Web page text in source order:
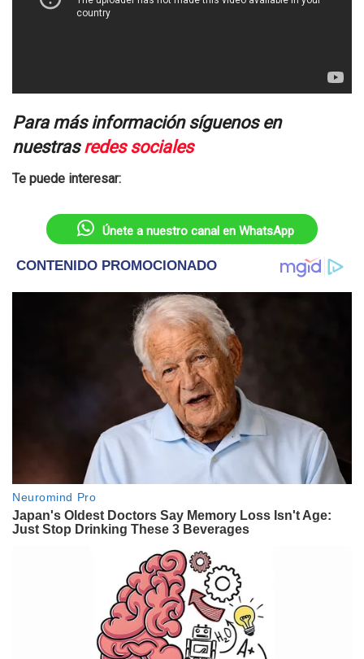
Para más información síguenos en
nuestrasredes sociales
Te puede interesar:
Únete a nuestro canal en WhatsApp